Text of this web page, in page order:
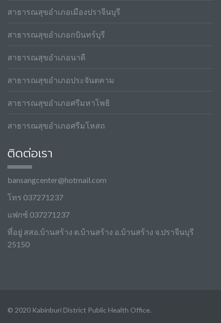
สาธารณสุขอำเภอเมืองปราจีนบุรี
สาธารณสุขอำเภอกบินทร์บุรี
สาธารณสุขอำเภอนาดี
สาธารณสุขอำเภอประจันตคาม
สาธารณสุขอำเภอศรีมหาโพธิ
สาธารณสุขอำเภอศรีมโหสถ
ติดต่อเรา
bansangcenter@hotmail.com
โทร 037271237
แฟกซ์ 037271237
ที่อยู่ สสอ.บ้านสร้าง ต.บ้านสร้าง อ.บ้านสร้าง จ.ปราจีนบุรี
25150
© 2020 Kabinburi District Public Health Office.